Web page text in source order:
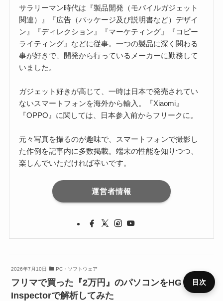
サラリーマン時代は『製品開発（モバイルガジェット
関連）』『広告（パッケージ及び説明書など）デザイ
ン』『ディレクション』『マーケティング』『コピー
ライティング』などに従事。一つの製品に深く関わる
事が好きで、開発から行っているメーカーに勤務して
いました。
ガジェット好きが高じて、一時は日本で発売されてい
ないスマートフォンを海外から輸入。『Xiaomi』
『OPPO』に関しては、日本参入前からフリークに。
元々写真を撮るのが趣味で、スマートフォンで撮影し
た作例を記事内に多数掲載。端末の性能を知りつつ、
楽しんでいただければ幸いです。
運営者情報
2026年7月10日 PC・ソフトウェア
フリマで買った『2万円』のパソコンをHG PC
Inspectorで解析してみた
目次